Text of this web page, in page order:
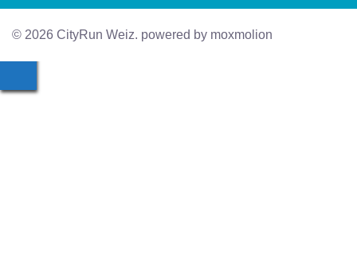
© 2026 CityRun Weiz. powered by moxmolion